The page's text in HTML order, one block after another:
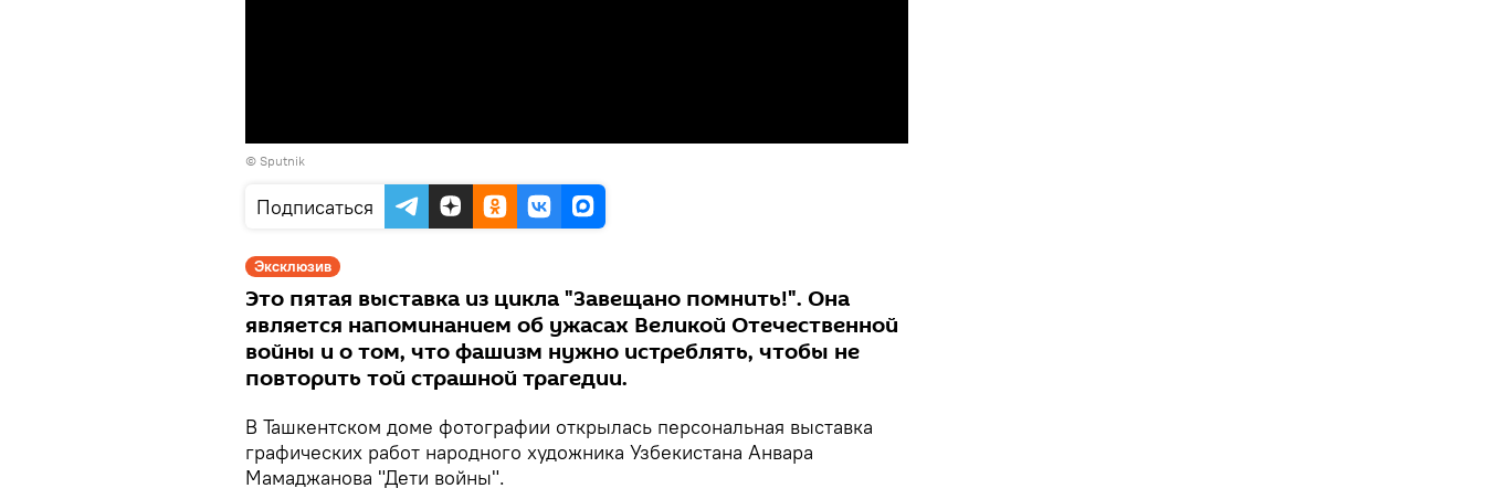
© Sputnik
Подписаться
Эксклюзив
Это пятая выставка из цикла "Завещано помнить!". Она
является напоминанием об ужасах Великой Отечественной
войны и о том, что фашизм нужно истреблять, чтобы не
повторить той страшной трагедии.
В Ташкентском доме фотографии открылась персональная выставка
графических работ народного художника Узбекистана Анвара
Мамаджанова "Дети войны".